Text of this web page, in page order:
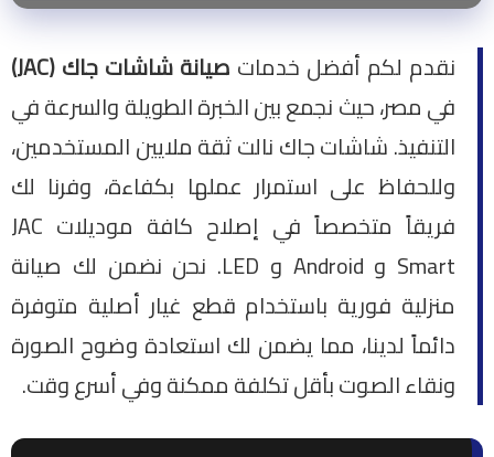
نقدم لكم أفضل خدمات صيانة شاشات جاك (JAC)
في مصر، حيث نجمع بين الخبرة الطويلة والسرعة في
التنفيذ. شاشات جاك نالت ثقة ملايين المستخدمين،
وللحفاظ على استمرار عملها بكفاءة، وفرنا لك
فريقاً متخصصاً في إصلاح كافة موديلات JAC
Smart و Android و LED. نحن نضمن لك صيانة
منزلية فورية باستخدام قطع غيار أصلية متوفرة
دائماً لدينا، مما يضمن لك استعادة وضوح الصورة
ونقاء الصوت بأقل تكلفة ممكنة وفي أسرع وقت.